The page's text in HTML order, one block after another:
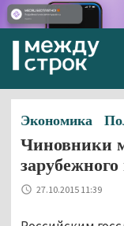
Экономика
Чиновники
27.10.2015 11:39